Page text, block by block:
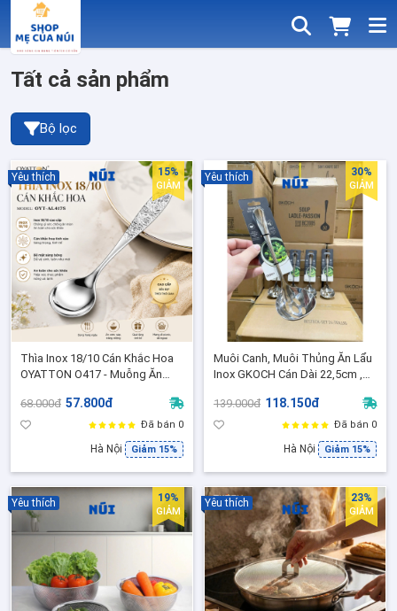
Tất cả sản phẩm
Bộ lọc
Thìa Inox 18/10 Cán Khắc Hoa
OYATTON O417 - Muỗng Ăn
- Model OYT-AL417S
68.000đ 57.800đ
Đã bán 0
Hà Nội Giảm 15%
Yêu thích 15%
GIẢM
Muôi Canh, Muôi Thủng Ăn Lẩu
Inox GKOCH Cán Dài 22,5cm ,
Model: BC2005
139.000đ 118.150đ
Đã bán 0
Hà Nội Giảm 15%
Yêu thích 30%
GIẢM
Yêu thích 19%
GIẢM
Yêu thích 23%
GIẢM